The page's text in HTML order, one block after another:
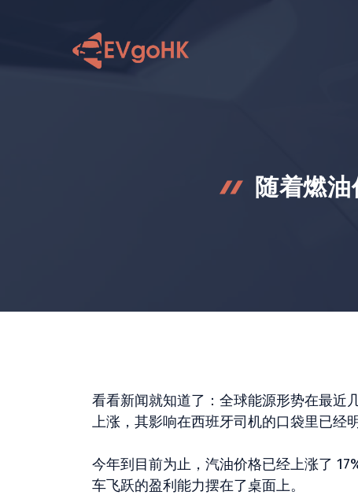
随着燃
看看新闻就知道了：全球能源形势在最近
上涨，其影响在西班牙司机的口袋里已经
今年到目前为止，汽油价格已经上涨了
车飞跃的盈利能力摆在了桌面上。